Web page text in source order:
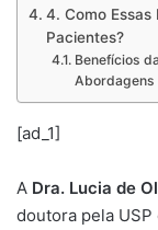
4. Como
Pacientes?
Benefícios
Abordagens
[ad_1]
A Dra. Lucia de
doutora pela